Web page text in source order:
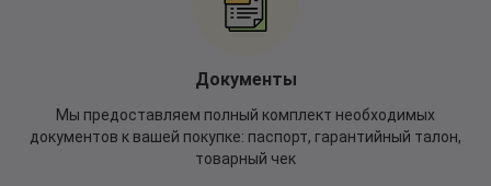
Документы
Мы предоставляем полный комплект необходимых
документов к вашей покупке: паспорт, гарантийный талон,
товарный чек